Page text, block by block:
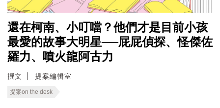
還在柯南、小叮噹？他們才是目前小孩
最愛的故事大明星──屁屁偵探、怪傑佐
羅力、噴火龍阿古力
撰文 提案編輯室
提案on the desk